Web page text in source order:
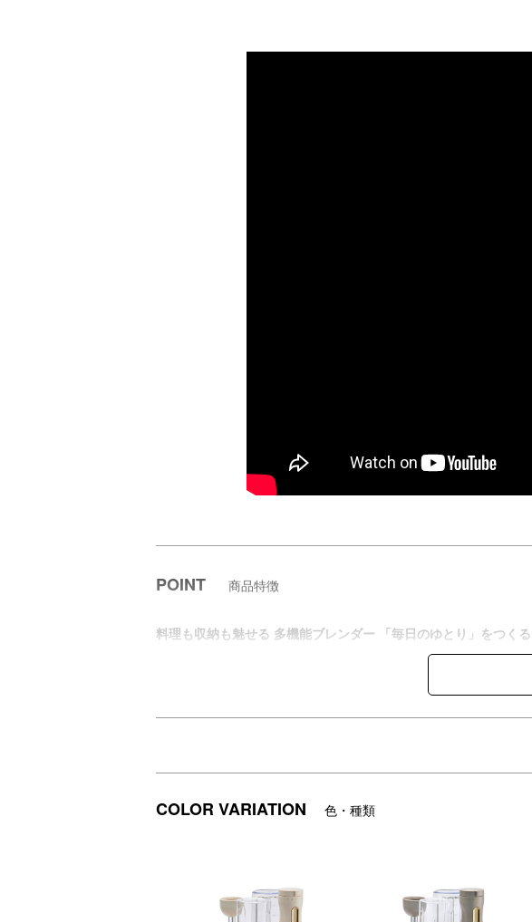
POINT 商品特徴
料理も収納も魅せる 多機能ブレンダー 「毎日のゆとり」をつく
COLOR VARIATION 色・種類